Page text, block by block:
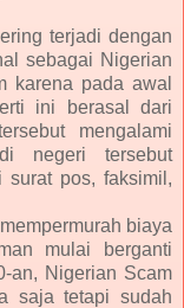
terjadi dengan
sebagai Nigerian
karena pada awal
ini berasal dari
mengalami
negeri tersebut
surat pos, faksimil,
biaya
mulai berganti
an, Nigerian Scam
saja tetapi sudah